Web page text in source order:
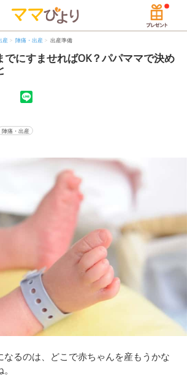
産 陣痛・出産 出産準備
でにすませればOK？パパママで決め
陣痛・出産
なるのは、どこで赤ちゃんを産もうかな